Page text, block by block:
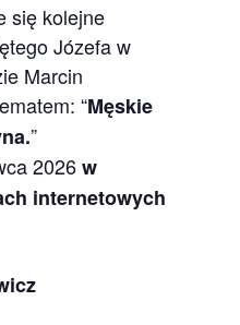
się kolejne
Józefa w
Marcin
“Męskie
”
2026w
internetowych